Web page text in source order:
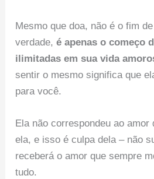
Mesmo que doa, não é o fim
verdade,é apenas o começo
ilimitadas em sua vida
sentir o mesmo significa que
para você.
Ela não correspondeu ao
ela, e isso é culpa dela – não
receberá o amor que sempre
tudo.